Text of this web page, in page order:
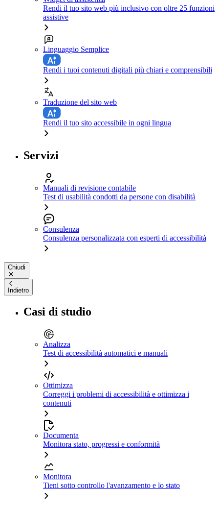
Rendi il tuo sito web più inclusivo con oltre 25 funzioni
assistive
Linguaggio Semplice
Rendi i tuoi contenuti digitali più chiari e comprensibili
Traduzione del sito web
Rendi il tuo sito accessibile in ogni lingua
Servizi
Manuali di revisione contabile
Test di usabilità condotti da persone con disabilità
Consulenza
Consulenza personalizzata con esperti di accessibilità
Chiudi
Indietro
Casi di studio
Analizza
Test di accessibilità automatici e manuali
Ottimizza
Correggi i problemi di accessibilità e ottimizza i
contenuti
Documenta
Monitora stato, progressi e conformità
Monitora
Tieni sotto controllo l'avanzamento e lo stato